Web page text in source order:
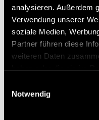
analysieren. Außerdem
Verwendung unserer
soziale Medien,
Partner führen diese
weiteren Daten
Notwendig
Was macht Results
Kategorien
Kategorien
Archiv